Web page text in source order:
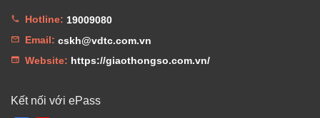
Hotline: 19009080
Email: cskh@vdtc.com.vn
Website: https://giaothongso.com.vn/
Kết nối với ePass